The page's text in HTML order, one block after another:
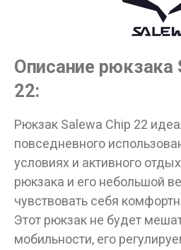
Описание рюкзака
22:
Рюкзак Salewa Chip 22
повседневного
условиях и активного
рюкзака и его небольшой
чувствовать себя
Этот рюкзак не будет
мобильности, его
Вам
ДА